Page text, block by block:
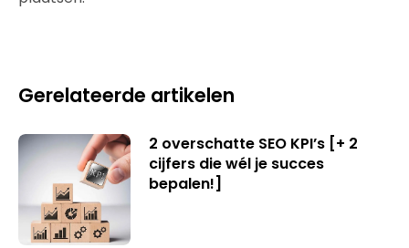
Gerelateerde artikelen
2 overschatte SEO KPI’s [+ 2
cijfers die wél je succes
bepalen!]